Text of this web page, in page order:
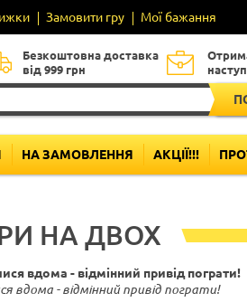
Замовити гру Мої бажання
Безкоштовна доставка
від 999 грн
НА ЗАМОВЛЕННЯ АКЦІЇ!!!
НА ДВОХ
вдома - відмінний привід пограти!
вдома - відмінний привід пограти!